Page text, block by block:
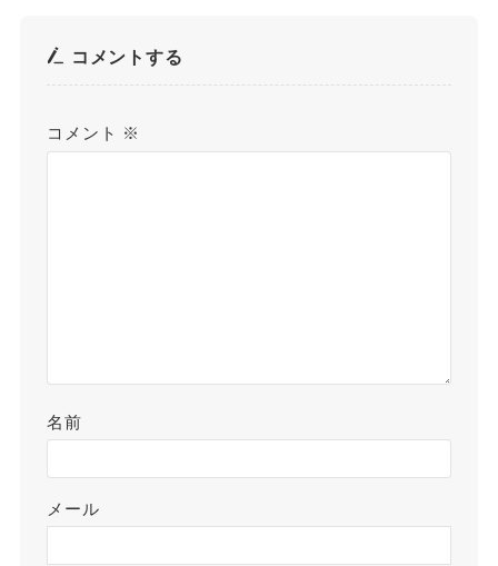
コメントする
コメント ※
名前
メール